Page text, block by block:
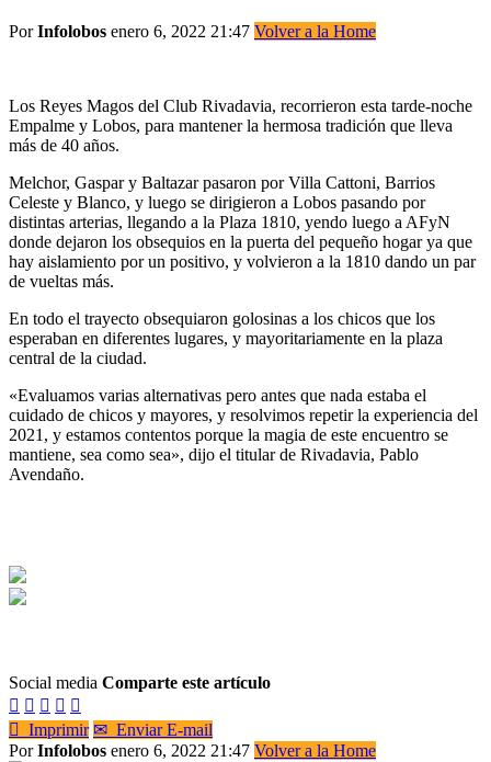
PorInfolobos enero 6, 2022 21:47 Volver a la Home
Los Reyes Magos del Club Rivadavia, recorrieron esta tarde-noche
Empalme y Lobos, para mantener la hermosa tradición que lleva
más de 40 años.
Melchor, Gaspar y Baltazar pasaron por Villa Cattoni, Barrios
Celeste y Blanco, y luego se dirigieron a Lobos pasando por
distintas arterias, llegando a la Plaza 1810, yendo luego a AFyN
donde dejaron los obsequios en la puerta del pequeño hogar ya que
hay aislamiento por un positivo, y volvieron a la 1810 dando un par
de vueltas más.
En todo el trayecto obsequiaron golosinas a los chicos que los
esperaban en diferentes lugares, y mayoritariamente en la plaza
central de la ciudad.
«Evaluamos varias alternativas pero antes que nada estaba el
cuidado de chicos y mayores, y resolvimos repetir la experiencia del
2021, y estamos contentos porque la magia de este encuentro se
mantiene, sea como sea», dijo el titular de Rivadavia, Pablo
Avendaño.
Social media Comparte este artículo
    
 Imprimir ✉ Enviar E-mail
PorInfolobos enero 6, 2022 21:47 Volver a la Home